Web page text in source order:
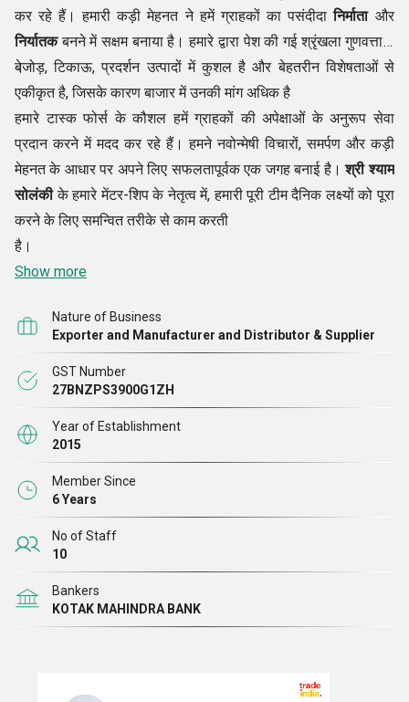
कर रहे हैं। हमारी कड़ी मेहनत ने हमें ग्राहकों का पसंदीदानिर्माताऔर
निर्यातकबनने में सक्षम बनाया है। हमारे द्वारा पेश की गई श्रृंखला गुणवत्ता में
बेजोड़, टिकाऊ, प्रदर्शन उत्पादों में कुशल है और बेहतरीन विशेषताओं से
एकीकृत है, जिसके कारण बाजार में उनकी मांग अधिक है
।
हमारे टास्क फोर्स के कौशल हमें ग्राहकों की अपेक्षाओं के अनुरूप सेवा
प्रदान करने में मदद कर रहे हैं। हमने नवोन्मेषी विचारों, समर्पण और कड़ी
मेहनत के आधार पर अपने लिए सफलतापूर्वक एक जगह बनाई है।श्री श्याम
सोलंकीके हमारे मेंटर-शिप के नेतृत्व में, हमारी पूरी टीम दैनिक लक्ष्यों को पूरा
करने के लिए समन्वित तरीके से काम करती
है।
Show more
Nature of Business
Exporter and Manufacturer and Distributor & Supplier
GST Number
27BNZPS3900G1ZH
Year of Establishment
2015
Member Since
6 Years
No of Staff
10
Bankers
KOTAK MAHINDRA BANK